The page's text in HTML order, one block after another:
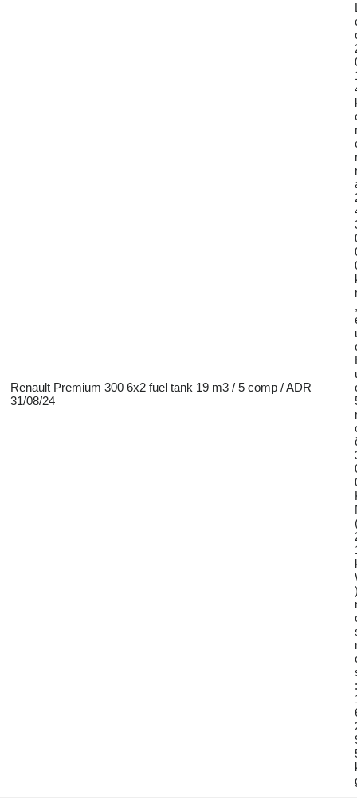
Renault Premium 300 6x2 fuel tank 19 m3 / 5 comp / ADR
31/08/24